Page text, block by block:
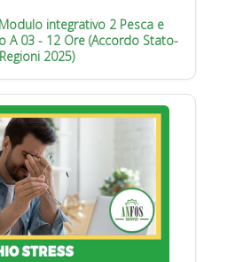
integrativo 2 Pesca e
A 03 - 12 Ore (Accordo Stato-
Regioni 2025)